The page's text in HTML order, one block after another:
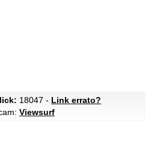
18047 - Link errato?
Viewsurf